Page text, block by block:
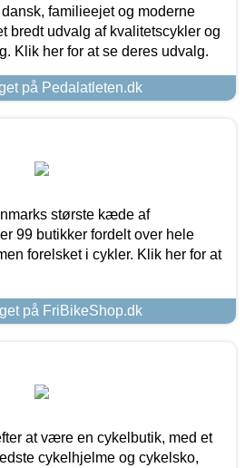
familieejet og moderne
bredt udvalg af kvalitetscykler og
Klik her for at se deres udvalg.
på Pedalatleten.dk
største kæde af
99 butikker fordelt over hele
forelsket i cykler. Klik her for at
på FriBikeShop.dk
at være en cykelbutik, med et
cykelhjelme og cykelsko,